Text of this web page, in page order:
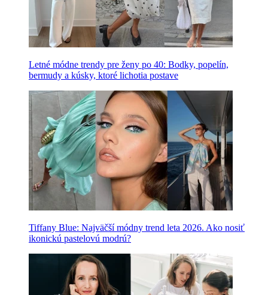
Letné módne trendy pre ženy po 40: Bodky, popelín,
bermudy a kúsky, ktoré lichotia postave
Tiffany Blue: Najväčší módny trend leta 2026. Ako nosiť
ikonickú pastelovú modrú?